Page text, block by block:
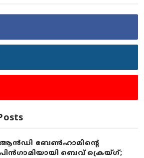
ആൻഡി ബേൺഹാമിന്റെ
പിൻഗാമിയായി ബെവ് ക്രെയ്ഗ്;